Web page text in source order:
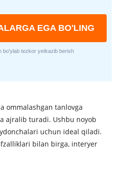
EGA BO'LING
bo'ylab tezkor yetkazib berish
ommalashgan tanlovga
ajralib turadi. Ushbu noyob
uchun ideal qiladi.
bilan birga, interyer